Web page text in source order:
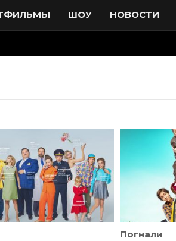
ШОУ НОВОСТИ
Погнали